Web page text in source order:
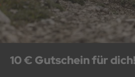
10 € Gutschein für dich!